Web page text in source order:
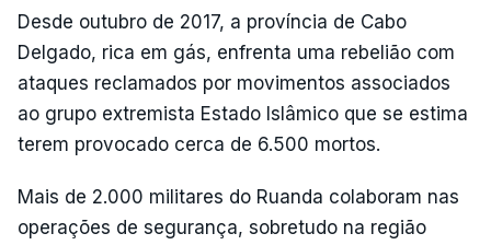
Desde outubro de 2017, a província de Cabo
Delgado, rica em gás, enfrenta uma rebelião com
ataques reclamados por movimentos associados
ao grupo extremista Estado Islâmico que se estima
terem provocado cerca de 6.500 mortos.
Mais de 2.000 militares do Ruanda colaboram nas
operações de segurança, sobretudo na região